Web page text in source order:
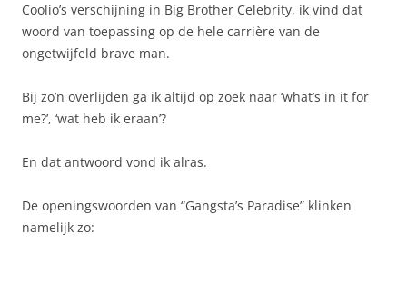
Coolio’s verschijning in Big Brother Celebrity, ik vind dat
woord van toepassing op de hele carrière van de
ongetwijfeld brave man.
Bij zo’n overlijden ga ik altijd op zoek naar ‘what’s in it for
me?’, ‘wat heb ik eraan’?
En dat antwoord vond ik alras.
De openingswoorden van “Gangsta’s Paradise” klinken
namelijk zo: